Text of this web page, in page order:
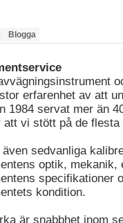
Blogga
erfarenhet av att
1984 servat mer än
att vi stött på de
sedvanliga
optik,
specifikationer
kondition.
är snabbhet inom